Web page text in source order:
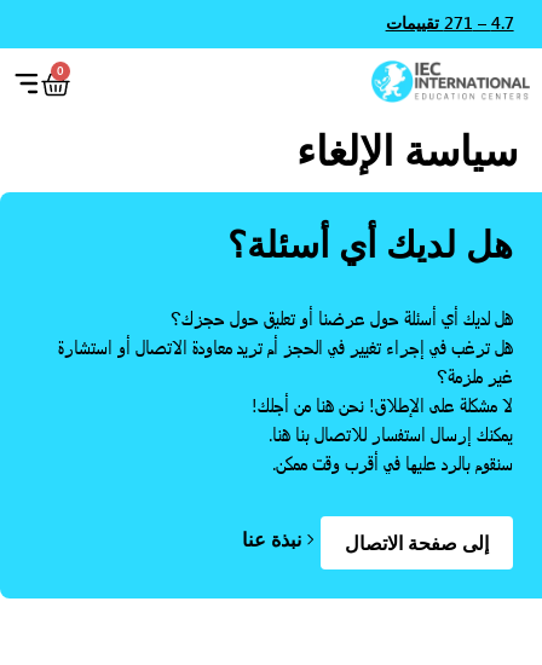
4.7 – 271 تقييمات
سياسة الإلغاء
هل لديك أي أسئلة؟
هل لديك أي أسئلة حول عرضنا أو تعليق حول حجزك؟
هل ترغب في إجراء تغيير في الحجز أم تريد معاودة الاتصال أو استشارة
غير ملزمة؟
لا مشكلة على الإطلاق! نحن هنا من أجلك!
يمكنك إرسال استفسار للاتصال بنا هنا.
سنقوم بالرد عليها في أقرب وقت ممكن.
إلى صفحة الاتصال نبذة عنا